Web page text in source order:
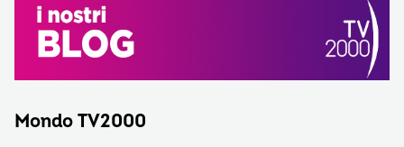
Mondo TV2000